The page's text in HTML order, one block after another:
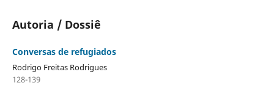
Autoria / Dossiê
Conversas de refugiados
Rodrigo Freitas Rodrigues
128-139